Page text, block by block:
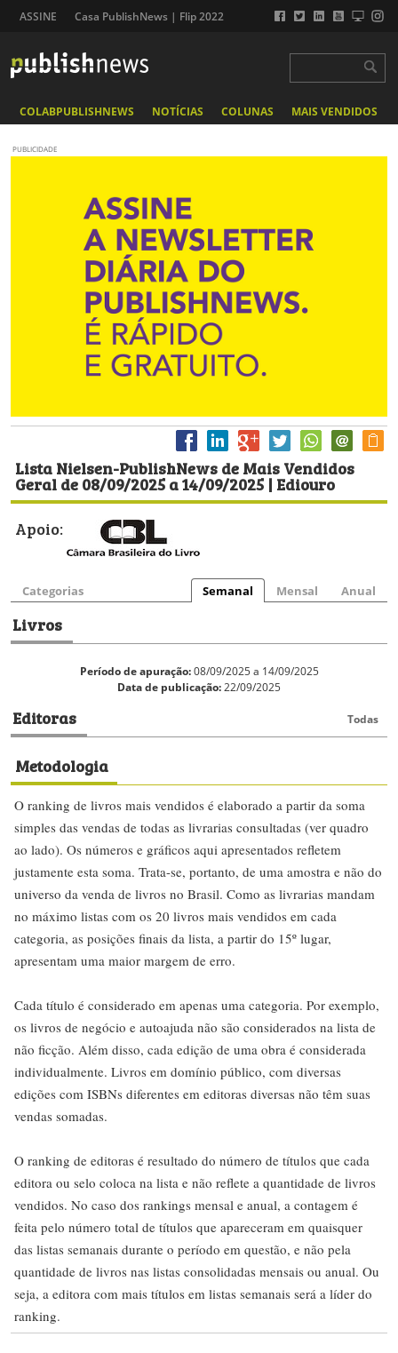
ASSINE Casa PublishNews | Flip 2022
COLABPUBLISHNEWS NOTÍCIAS COLUNAS MAIS VENDIDOS
PUBLICIDADE
Lista Nielsen-PublishNews de Mais Vendidos
Geral de 08/09/2025 a 14/09/2025 | Ediouro
Apoio:
Categorias Semanal Mensal Anual
Livros
Período de apuração:08/09/2025 a 14/09/2025
Data de publicação:22/09/2025
Editoras Todas
Metodologia
O ranking de livros mais vendidos é elaborado a partir da soma
simples das vendas de todas as livrarias consultadas (ver quadro
ao lado). Os números e gráficos aqui apresentados refletem
justamente esta soma. Trata-se, portanto, de uma amostra e não do
universo da venda de livros no Brasil. Como as livrarias mandam
no máximo listas com os 20 livros mais vendidos em cada
categoria, as posições finais da lista, a partir do 15º lugar,
apresentam uma maior margem de erro.
Cada título é considerado em apenas uma categoria. Por exemplo,
os livros de negócio e autoajuda não são considerados na lista de
não ficção. Além disso, cada edição de uma obra é considerada
individualmente. Livros em domínio público, com diversas
edições com ISBNs diferentes em editoras diversas não têm suas
vendas somadas.
O ranking de editoras é resultado do número de títulos que cada
editora ou selo coloca na lista e não reflete a quantidade de livros
vendidos. No caso dos rankings mensal e anual, a contagem é
feita pelo número total de títulos que apareceram em quaisquer
das listas semanais durante o período em questão, e não pela
quantidade de livros nas listas consolidadas mensais ou anual. Ou
seja, a editora com mais títulos em listas semanais será a líder do
ranking.